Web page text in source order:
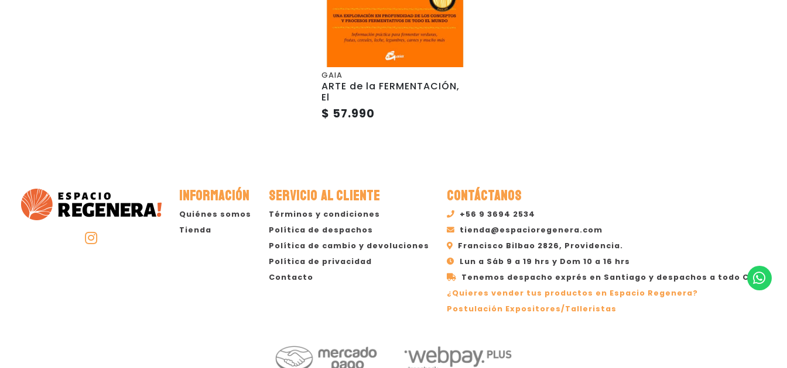
GAIA
ARTE de la FERMENTACIÓN,
El
$ 57.990
INFORMACIÓN
Quiénes somos
Tienda
SERVICIO AL CLIENTE
Términos y condiciones
Política de despachos
Política de cambio y devoluciones
Política de privacidad
Contacto
CONTÁCTANOS
+56 9 3694 2534
tienda@espacioregenera.com
Francisco Bilbao 2826, Providencia.
Lun a Sáb 9 a 19 hrs y Dom 10 a 16 hrs
Tenemos despacho exprés en Santiago y despachos a todo Chile
¿Quieres vender tus productos en Espacio Regenera?
Postulación Expositores/Talleristas